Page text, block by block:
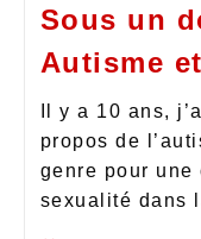
Sous un
Autisme
Il y a 10 ans,
propos de
genre pour une
sexualité dans